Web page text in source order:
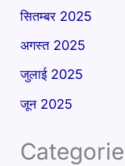
सितम्बर 2025
अगस्त 2025
जुलाई 2025
जून 2025